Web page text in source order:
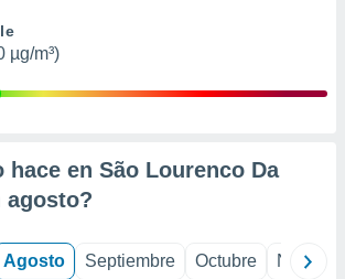
µg/m³)
hace en São Lourenco Da
agosto?
Agosto Septiembre Octubre